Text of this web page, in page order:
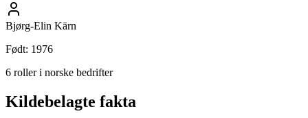
Bjørg-Elin Kärn
Født: 1976
6 roller i norske bedrifter
Kildebelagte fakta